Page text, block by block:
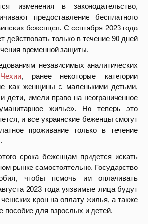
изменения в законодательство,
предоставление бесплатного
беженцев. С сентября 2023 года
действовать только в течение 90 дней
временной защиты.
независимых аналитических
, ранее некоторые категории
как женщины с маленькими детьми,
дети, имели право на неограниченное
жилье». Но теперь это
и все украинские беженцы смогут
проживание только в течение
срока беженцам придется искать
рынке самостоятельно. Государство
чтобы помочь им оплачивать
2023 года уязвимые лица будут
крон на оплату жилья, а также
пособие для взрослых и детей.